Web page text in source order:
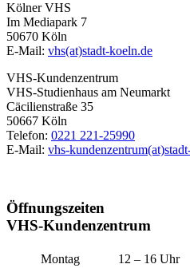
Kölner VHS
Im Mediapark 7
50670 Köln
E-Mail: vhs(at)stadt-koeln.de
VHS-Kundenzentrum
VHS-Studienhaus am Neumarkt
Cäcilienstraße 35
50667 Köln
Telefon: 0221 221-25990
E-Mail: vhs-
Öffnungszeiten
VHS-Kundenzentrum
Montag
12 – 16 Uhr